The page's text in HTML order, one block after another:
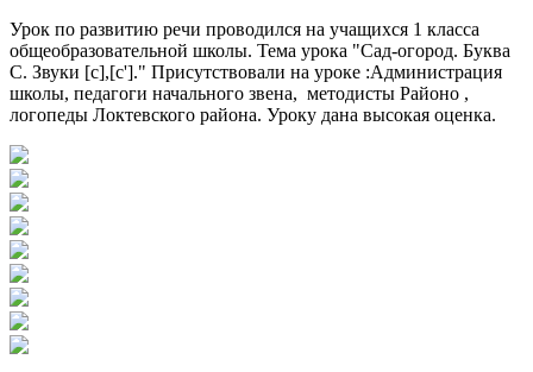
Урок по развитию речи проводился на учащихся 1 класса
общеобразовательной школы. Тема урока "Сад-огород. Буква
С. Звуки [c],[c']." Присутствовали на уроке :Администрация
школы, педагоги начального звена, методисты Районо ,
логопеды Локтевского района. Уроку дана высокая оценка.